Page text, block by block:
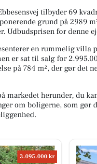
tilbyder 69
grund på 2989
Udbudsprisen for denne
en rummelig villa
er sat til salg for
på 784 m², der gør det
markedet herunder, du
om boligerne, som gør
3.095.000 kr